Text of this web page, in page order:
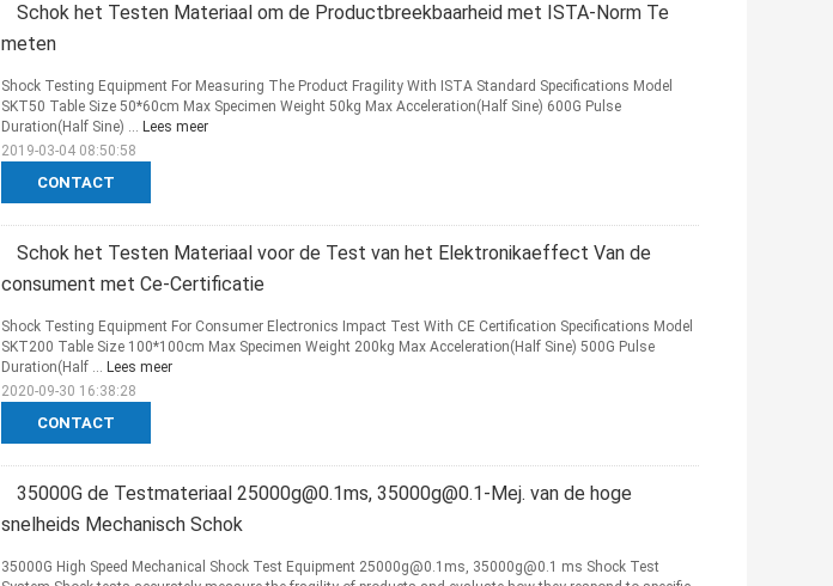
Schok het Testen Materiaal om de Productbreekbaarheid met ISTA-Norm Te
meten
CONTACT
Shock Testing Equipment For Measuring The Product Fragility With ISTA Standard Specifications Model
SKT50 Table Size 50*60cm Max Specimen Weight 50kg Max Acceleration(Half Sine) 600G Pulse
Duration(Half Sine) ... Lees meer
2019-03-04 08:50:58
Schok het Testen Materiaal voor de Test van het Elektronikaeffect Van de
consument met Ce-Certificatie
CONTACT
Shock Testing Equipment For Consumer Electronics Impact Test With CE Certification Specifications Model
SKT200 Table Size 100*100cm Max Specimen Weight 200kg Max Acceleration(Half Sine) 500G Pulse
Duration(Half ... Lees meer
2020-09-30 16:38:28
35000G de Testmateriaal 25000g@0.1ms, 35000g@0.1-Mej. van de hoge
snelheids Mechanisch Schok
35000G High Speed Mechanical Shock Test Equipment 25000g@0.1ms, 35000g@0.1 ms Shock Test